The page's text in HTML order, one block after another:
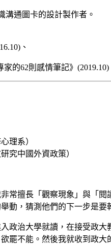
溝通圖卡的設計製作者。
、
家的62則感情筆記》(2019.10)
理系）
究中國外資政策）
常擅長「觀察現象」與「
動，猜測他們的下一步是
政治大學就讀，在接受政
罷不能。然後我就收到政大